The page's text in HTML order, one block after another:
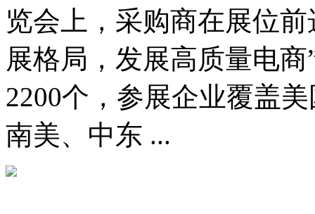
览会上，采购商在展位
展格局，发展高质量电
2200个，参展企业覆盖
南美、中东 ...